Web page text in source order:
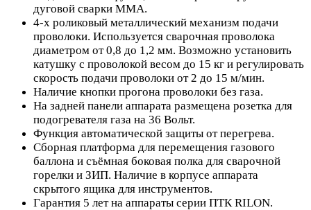
дуговой сварки MMA.
4-х роликовый металлический механизм подачи
проволоки. Используется сварочная проволока
диаметром от 0,8 до 1,2 мм. Возможно установить
катушку с проволокой весом до 15 кг и регулировать
скорость подачи проволоки от 2 до 15 м/мин.
Наличие кнопки прогона проволоки без газа.
На задней панели аппарата размещена розетка для
подогревателя газа на 36 Вольт.
Функция автоматической защиты от перегрева.
Сборная платформа для перемещения газового
баллона и съёмная боковая полка для сварочной
горелки и ЗИП. Наличие в корпусе аппарата
скрытого ящика для инструментов.
Гарантия 5 лет на аппараты серии ПТК RILON.